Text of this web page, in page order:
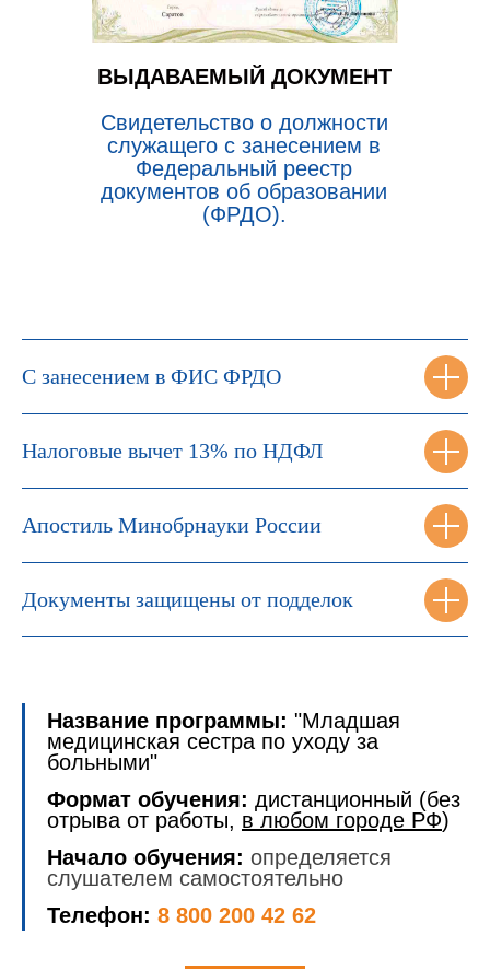
ВЫДАВАЕМЫЙ ДОКУМЕНТ
Свидетельство о должности
служащего с занесением в
Федеральный реестр
документов об образовании
(ФРДО).
С занесением в ФИС ФРДО
Налоговые вычет 13% по НДФЛ
Апостиль Минобрнауки России
Документы защищены от подделок
Название программы: "Младшая
медицинская сестра по уходу за
больными"
Формат обучения: дистанционный (без
отрыва от работы, в любом городе РФ)
Начало обучения: определяется
слушателем самостоятельно
Телефон: 8 800 200 42 62